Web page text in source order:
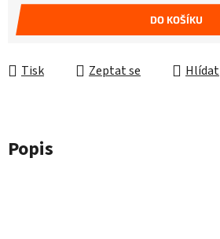
Měrná cena:
DO KOŠÍKU
Tisk Zeptat se Hlídat
Popis